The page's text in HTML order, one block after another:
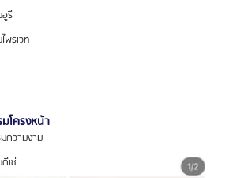
รี
พรเวท
ความงาม
เซ่
โครงหน้า